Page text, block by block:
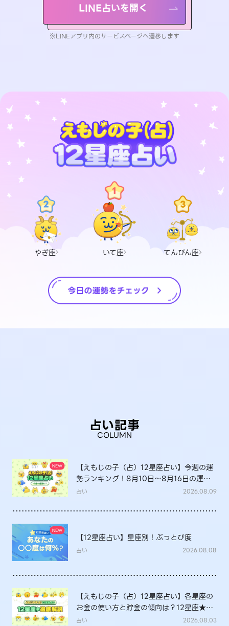
LINE占いを開く
※LINEアプリ内のサービスページへ遷移します
やぎ座 いて座 てんびん座
占い記事
COLUMN
【えもじの子（占）12星座占い】今週の運
勢ランキング！8月10日～8月16日の運勢
は？
占い 2026.08.09
【12星座占い】星座別！ぶっとび度
占い 2026.08.08
【えもじの子（占）12星座占い】各星座の
お金の使い方と貯金の傾向は？12星座★徹
底解説
占い 2026.08.03